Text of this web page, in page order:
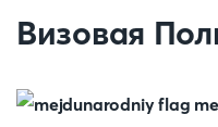
Визовая